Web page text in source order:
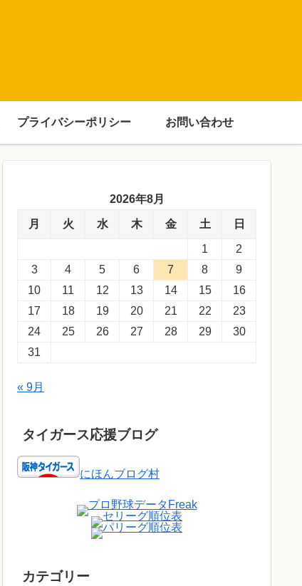
プライバシーポリシー お問い合わせ
2026年8月
月 火 水 木 金 土 日
1
2
3
4 5 6 7 8
9
10
11 12 13 14 15
16
17
18 19 20 21 22
23
24
25 26 27 28 29
30
31
« 9月
タイガース応援ブログ
にほんブログ村
カテゴリー